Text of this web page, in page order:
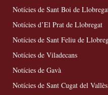
Notícies de Sant Boi de
Notícies d’El Prat de Llobregat
Notícies de Sant Feliu de
Notícies de Viladecans
Notícies de Gavà
Notícies de Sant Cugat del Vallès